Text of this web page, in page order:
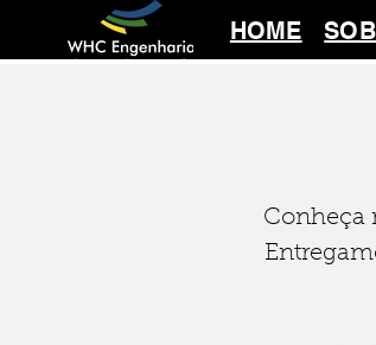
HOME
Conheça